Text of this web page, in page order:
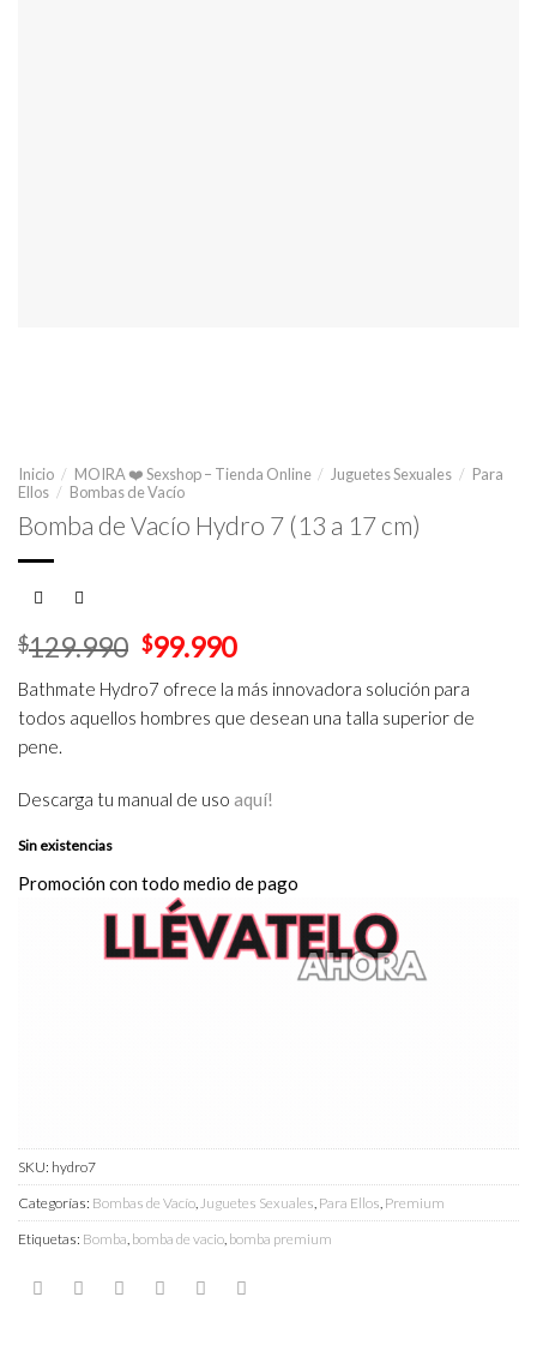
Inicio / MOIRA ❤️ Sexshop – Tienda Online / Juguetes Sexuales / Para
Ellos / Bombas de Vacío
Bomba de Vacío Hydro 7 (13 a 17 cm)
$129.990 El
original
era:
$99.990El
actual
es:
Bathmate Hydro7 ofrece la más innovadora solución para
todos aquellos hombres que desean una talla superior de
pene.
Descarga tu manual de uso aquí!
Sin existencias
Promoción con todo medio de pago
SKU: hydro7
Categorías: Bombas de Vacío,Juguetes Sexuales, Para Ellos, Premium
Etiquetas: Bomba, bomba de vacio, bomba premium